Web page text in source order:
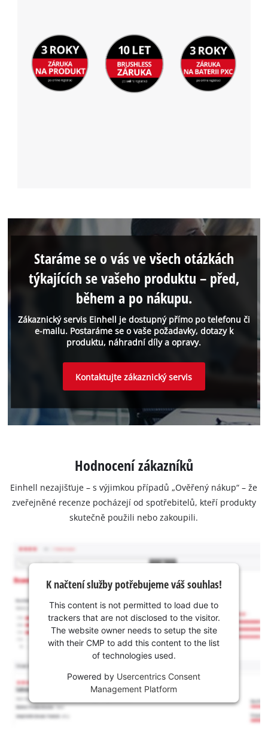
Zákaznický servis Einhell je dostupný přímo po telefonu či
e-mailu. Postaráme se o vaše požadavky, dotazy k
produktu, náhradní díly a opravy.
Staráme se o vás ve všech otázkách
týkajících se vašeho produktu – před,
během a po nákupu.
Kontaktujte zákaznický servis
Hodnocení zákazníků
Einhell nezajišťuje – s výjimkou případů „Ověřený nákup“ – že
zveřejněné recenze pocházejí od spotřebitelů, kteří produkty
skutečně použili nebo zakoupili.
K načtení služby potřebujeme váš souhlas!
This content is not permitted to load due to
trackers that are not disclosed to the visitor.
The website owner needs to setup the site
with their CMP to add this content to the list
of technologies used.
Powered by Usercentrics Consent
Management Platform